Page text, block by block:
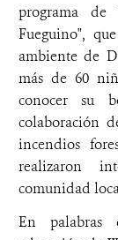
programa de
Fueguino",
ambiente de
más de 60
conocer su
colaboración
incendios
realizaron
comunidad
En palabras